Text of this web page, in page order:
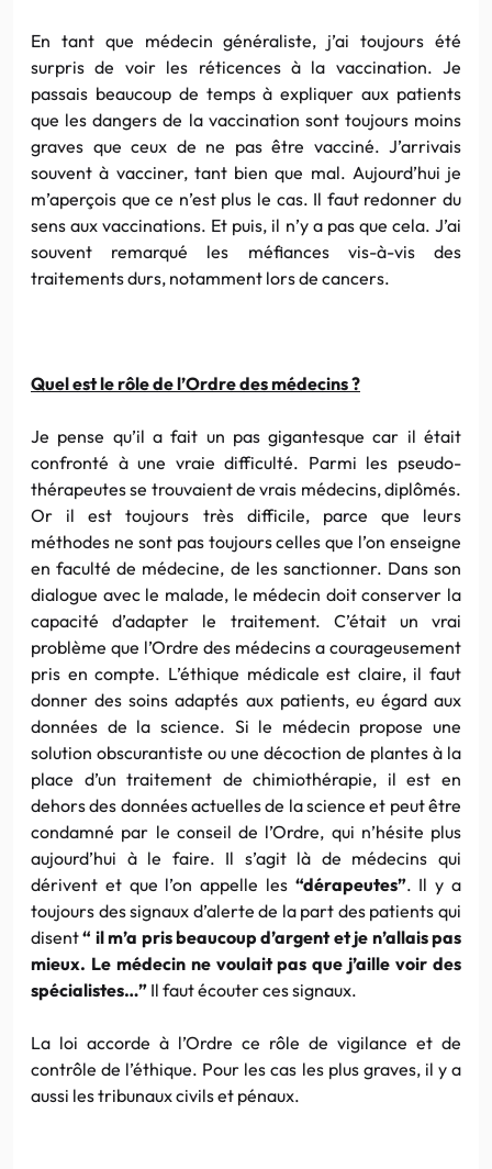
En tant que médecin généraliste, j’ai toujours été
surpris de voir les réticences à la vaccination. Je
passais beaucoup de temps à expliquer aux patients
que les dangers de la vaccination sont toujours moins
graves que ceux de ne pas être vacciné. J’arrivais
souvent à vacciner, tant bien que mal. Aujourd’hui je
m’aperçois que ce n’est plus le cas. Il faut redonner du
sens aux vaccinations. Et puis, il n’y a pas que cela. J’ai
souvent remarqué les méfiances vis-à-vis des
traitements durs, notamment lors de cancers.
Quel est le rôle de l’Ordre des médecins ?
Je pense qu’il a fait un pas gigantesque car il était
confronté à une vraie difficulté. Parmi les pseudo-
thérapeutes se trouvaient de vrais médecins, diplômés.
Or il est toujours très difficile, parce que leurs
méthodes ne sont pas toujours celles que l’on enseigne
en faculté de médecine, de les sanctionner. Dans son
dialogue avec le malade, le médecin doit conserver la
capacité d’adapter le traitement. C’était un vrai
problème que l’Ordre des médecins a courageusement
pris en compte. L’éthique médicale est claire, il faut
donner des soins adaptés aux patients, eu égard aux
données de la science. Si le médecin propose une
solution obscurantiste ou une décoction de plantes à la
place d’un traitement de chimiothérapie, il est en
dehors des données actuelles de la science et peut être
condamné par le conseil de l’Ordre, qui n’hésite plus
aujourd’hui à le faire. Il s’agit là de médecins qui
dérivent et que l’on appelle les “dérapeutes”. Il y a
toujours des signaux d’alerte de la part des patients qui
disent“ il m’a pris beaucoup d’argent et je n’allais pas
mieux. Le médecin ne voulait pas que j’aille voir des
spécialistes…” Il faut écouter ces signaux.
La loi accorde à l’Ordre ce rôle de vigilance et de
contrôle de l’éthique. Pour les cas les plus graves, il y a
aussi les tribunaux civils et pénaux.